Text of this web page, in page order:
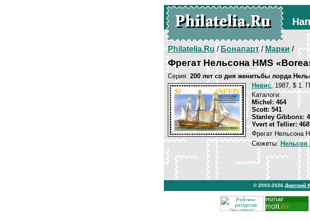
Philatelia.Ru/Бонапарт/Марки /
Фрегат Нельсона HMS
Серия: 200 лет со дня женитьбы лорда
Невис, 1987, $ 1.
Каталоги:
Michel: 464
Scott: 541
Stanley Gibbons:
Yvert et Tellier: 468
Фрегат Нельсона
Сюжеты: Нельсон
© 2003-2026 Дмитрий